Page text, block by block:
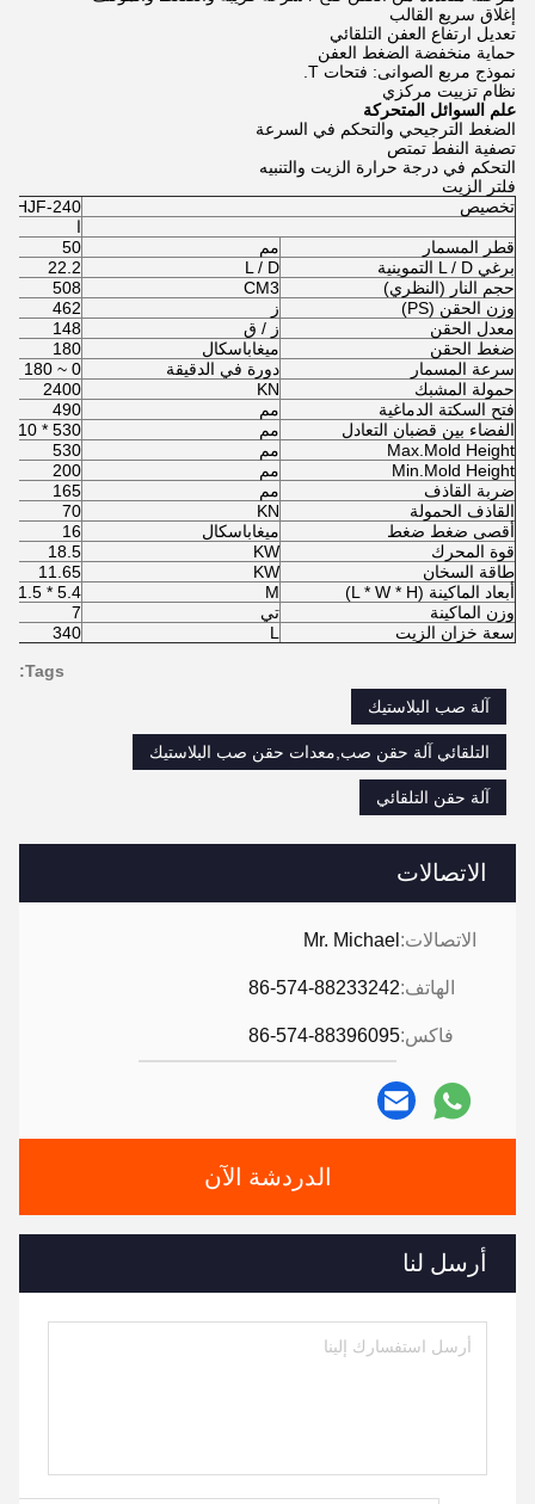
الاتصالات
الاتصالات: Mr. Michael
الهاتف:86-574-88233242
فاكس:86-574-88396095
الدردشة الآن
أرسل لنا
إغلاق سريع القالب
تعديل ارتفاع العفن التلقائي
حماية منخفضة الضغط العفن
نموذج مربع الصوانى: فتحات T.
نظام تزييت مركزي
علم السوائل المتحركة
الضغط الترجيحي والتحكم في السرعة
تصفية النفط تمتص
التحكم في درجة حرارة الزيت والتنبيه
فلتر الزيت
تخصيص
HJF-240
ا
قطر المسمار
مم
50
برغي L / D التموينية
L / D
22.2
حجم النار (النظري)
CM3
508
وزن الحقن (PS)
ز
462
معدل الحقن
ز / ق
148
ضغط الحقن
ميغاباسكال
180
سرعة المسمار
دورة في الدقيقة
0 ~ 180
حمولة المشبك
KN
2400
فتح السكتة الدماغية
مم
490
الفضاء بين قضبان التعادل
مم
530 * 510
Max.Mold Height
مم
530
Min.Mold Height
مم
200
ضربة القاذف
مم
165
القاذف الحمولة
KN
70
أقصى ضغط ضغط
ميغاباسكال
16
قوة المحرك
KW
18.5
طاقة السخان
KW
11.65
أبعاد الماكينة (L * W * H)
M
5.4 * 1.5 * 2
وزن الماكينة
تي
7
سعة خزان الزيت
L
340
Tags:
آلة صب البلاستيك
التلقائي آلة حقن صب,معدات حقن صب البلاستيك
آلة حقن التلقائي